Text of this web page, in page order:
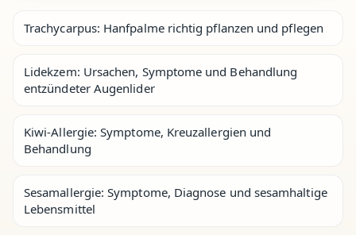
Trachycarpus: Hanfpalme richtig pflanzen und pflegen
Lidekzem: Ursachen, Symptome und Behandlung
entzündeter Augenlider
Kiwi-Allergie: Symptome, Kreuzallergien und
Behandlung
Sesamallergie: Symptome, Diagnose und sesamhaltige
Lebensmittel